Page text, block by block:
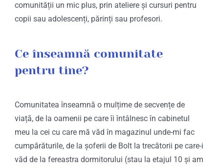
comunității un mic plus, prin ateliere și cursuri pentru
copii sau adolescenți, părinți sau profesori.
Ce înseamnă comunitate
pentru tine?
Comunitatea înseamnă o mulțime de secvențe de
viață, de la oamenii pe care îi întâlnesc în cabinetul
meu la cei cu care mă văd în magazinul unde-mi fac
cumpărăturile, de la șoferii de Bolt la trecătorii pe care-i
văd de la fereastra dormitorului (stau la etajul 10 și am